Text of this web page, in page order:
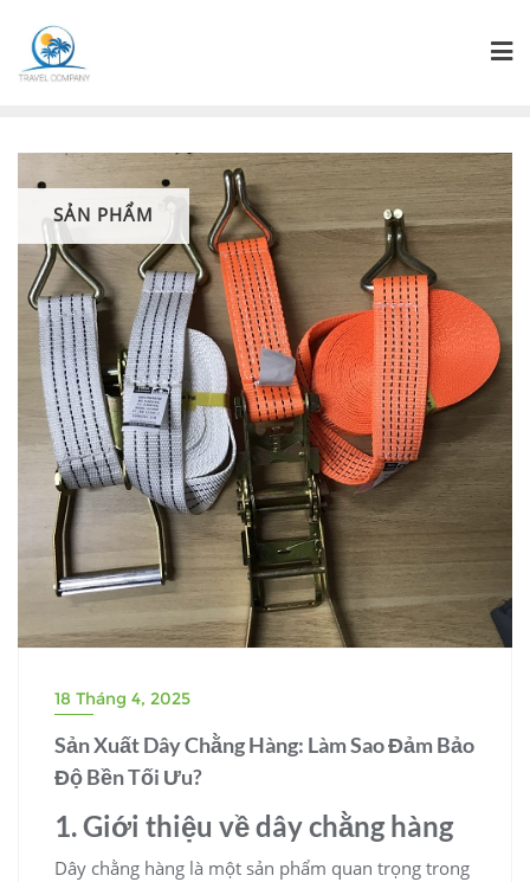
SẢN PHẨM
18 Tháng 4, 2025
Sản Xuất Dây Chằng Hàng: Làm Sao Đảm Bảo
Độ Bền Tối Ưu?
1. Giới thiệu về dây chằng hàng
Dây chằng hàng là một sản phẩm quan trọng trong